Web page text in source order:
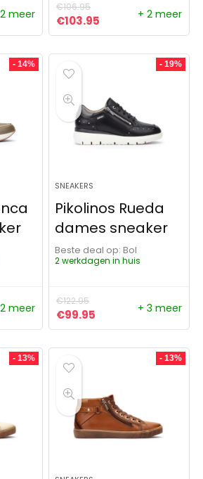
was: €139.95.
is: €119.95.
meer
€106.95
Oorspronkelijke prijs was:
€103.95 Huidige prijs is:
+ 2 meer
- 14%
was: €139.95.
is: €119.95.
meer
- 19%
SNEAKERS
Pikolinos Rueda
dames sneaker
Beste deal op:
Bol
2 werkdagen in huis
€122.95
Oorspronkelijke prijs was:
€99.95 Huidige prijs is:
+ 3 meer
- 13% - 13%